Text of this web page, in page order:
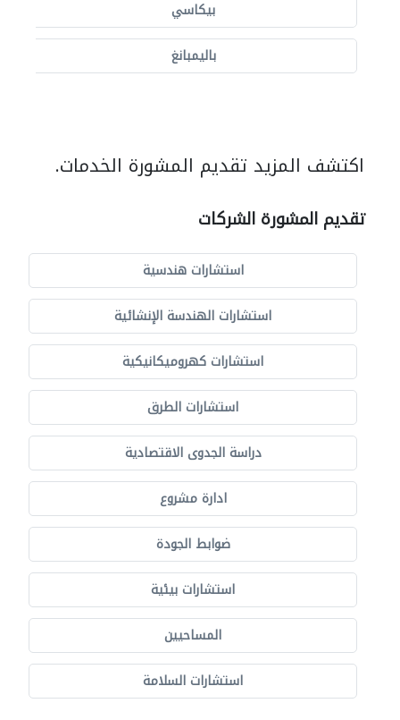
بيكاسي
باليمبانغ
اكتشف المزيد تقديم المشورة الخدمات.
تقديم المشورة الشركات
استشارات هندسية
استشارات الهندسة الإنشائية
استشارات كهروميكانيكية
استشارات الطرق
دراسة الجدوى الاقتصادية
ادارة مشروع
ضوابط الجودة
استشارات بيئية
المساحيين
استشارات السلامة